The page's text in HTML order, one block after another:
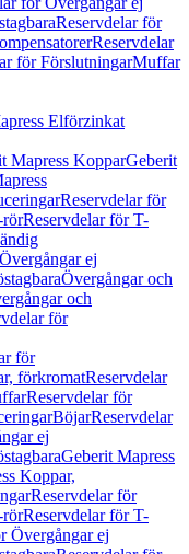
Reservdelar för
Reservdelar
för FörslutningarMuffar
Elförzinkat
Mapress KopparGeberit
Reservdelar för
rörReservdelar för T-
Övergångar ej
Övergångar och
och
för
för
förkromatReservdelar
Reservdelar för
BöjarReservdelar
ej
Geberit Mapress
Koppar,
Reservdelar för
rörReservdelar för T-
Övergångar ej